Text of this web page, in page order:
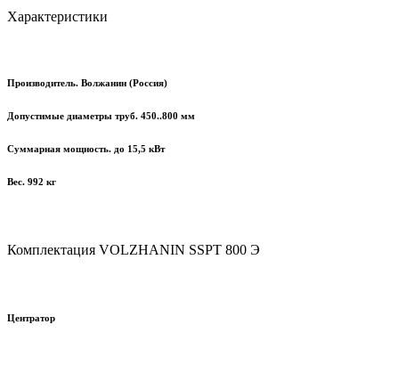
Характеристики
Производитель. Волжанин (Россия)
Допустимые диаметры труб. 450..800 мм
Суммарная мощность. до 15,5 кВт
Вес. 992 кг
Комплектация VOLZHANIN SSPT 800 Э
Центратор